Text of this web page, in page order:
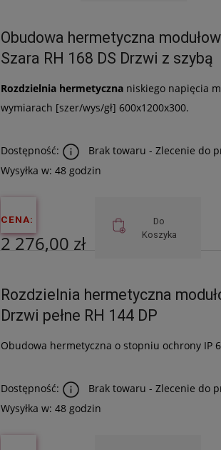
731,71 zł
Obudowa hermetyczna
Szara RH 168 DS Drzwi z szybą
Rozdzielnia hermetycznaniskiego napięcia
wymiarach [szer/wys/gł] 600x1200x300.
Dostępność:
Brak towaru - Zlecenie do
Wysyłka w: 48 godzin
CENA:
2 276,00 zł
1 850,41 zł
Do
Koszyka
Rozdzielnia hermetyczna
Drzwi pełne RH 144 DP
Obudowa hermetyczna o stopniu ochrony IP
Dostępność:
Brak towaru - Zlecenie do
Wysyłka w: 48 godzin